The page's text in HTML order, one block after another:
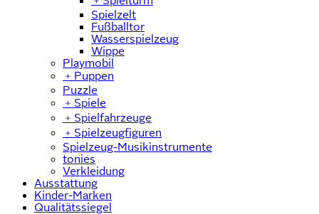
Spielzelt
Fußballtor
Wasserspielzeug
Wippe
Playmobil
﹢ Puppen
Puzzle
﹢ Spiele
﹢ Spielfahrzeuge
﹢ Spielzeugfiguren
Spielzeug-Musikinstrumente
tonies
Verkleidung
Ausstattung
Kinder-Marken
Qualitätssiegel